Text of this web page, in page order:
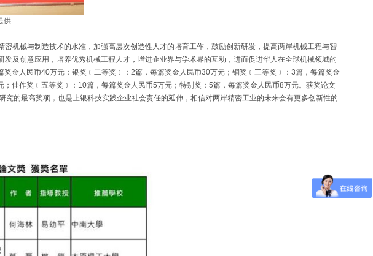
供
密机械与制造技术的水准，加强高层次创造性人才的培育工作，鼓励创新研发，提高两岸机械工程与智
及创意应用，培养优秀机械工程人才，增进企业界与学术界的互动，进而促进华人在全球机械领域的
金人民币40万元；银奖﹝二等奖﹞：2篇，每篇奖金人民币30万元；铜奖﹝三等奖﹞：3篇，每篇奖金
佳作奖﹝五等奖﹞：10篇，每篇奖金人民币5万元；特别奖：5篇，每篇奖金人民币8万元。获奖论文
的最高奖项，也是上银科技实践企业社会责任的延伸，相信对两岸精密工业的未来会有更多创新性的